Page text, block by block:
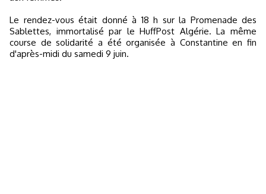
Le rendez-vous était donné à 18 h sur la Promenade des
Sablettes, immortalisé par le HuffPost Algérie. La même
course de solidarité a été organisée à Constantine en fin
d'après-midi du samedi 9 juin.